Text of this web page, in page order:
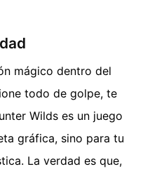
mágico dentro del
todo de golpe, te
Wilds es un juego
gráfica, sino para tu
La verdad es que,